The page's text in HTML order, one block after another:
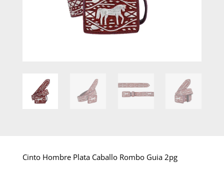
Cinto Hombre Plata Caballo Rombo Guia 2pg